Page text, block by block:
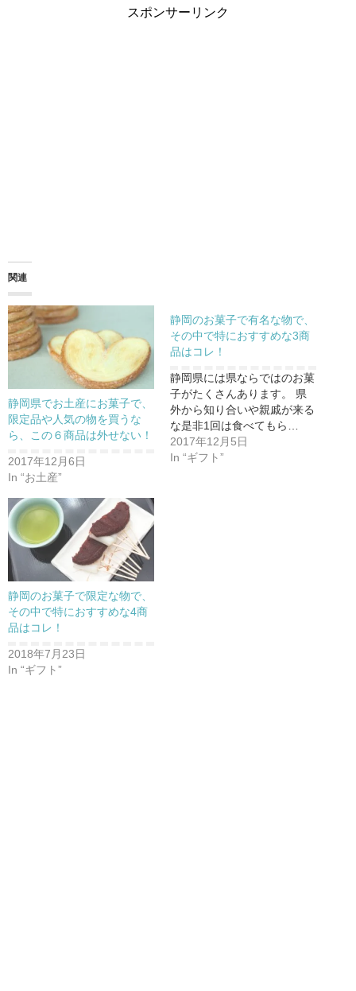
スポンサーリンク
関連
静岡県でお土産にお菓子で、
限定品や人気の物を買うな
ら、この６商品は外せない！
2017年12月6日
In “お土産”
静岡のお菓子で有名な物で、
その中で特におすすめな3商
品はコレ！
静岡県には県ならではのお菓
子がたくさんあります。 県
外から知り合いや親戚が来る
な是非1回は食べてもら…
2017年12月5日
In “ギフト”
静岡のお菓子で限定な物で、
その中で特におすすめな4商
品はコレ！
2018年7月23日
In “ギフト”